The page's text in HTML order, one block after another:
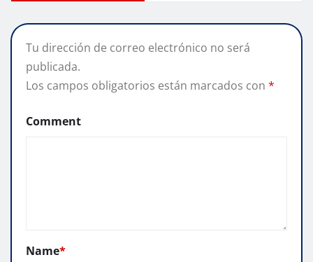
Tu dirección de correo electrónico no será
publicada.
Los campos obligatorios están marcados con *
Comment
Name*